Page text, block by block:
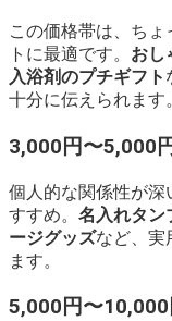
この価格帯は、ち
トに最適です。 おし
入浴剤のプチギフト
十分に伝えられます。
3,000円〜5,000
個人的な関係性が
すすめ。 名入れタン
ージグッズなど、実
ます。
5,000円〜10,000